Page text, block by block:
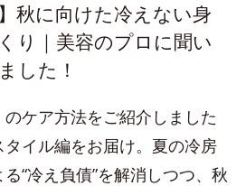
秋に向けた冷えない身
り｜美容のプロに聞い
した！
ケア方法をご紹介しました
イル編をお届け。夏の冷房
“冷え負債”を解消しつつ、秋